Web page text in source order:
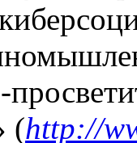
(http://